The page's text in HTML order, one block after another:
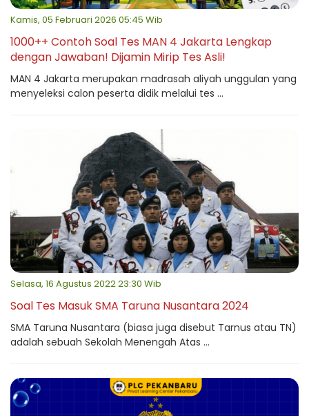
Kamis, 05 Februari 2026 05:45 Wib
1000++ Contoh Soal Tes MAN 4 Jakarta Lengkap
dengan Jawaban! Dijamin Mirip Tes Asli!
MAN 4 Jakarta merupakan madrasah aliyah unggulan yang
menyeleksi calon peserta didik melalui tes ...
Selasa, 16 Agustus 2022 23:30 Wib
Soal Tes Masuk SMA Taruna Nusantara 2024
SMA Taruna Nusantara (biasa juga disebut Tarnus atau TN)
adalah sebuah Sekolah Menengah Atas ...